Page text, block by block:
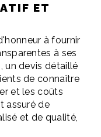
ET
à fournir
à ses
un devis détaillé
de connaître
et les coûts
assuré de
et de qualité,